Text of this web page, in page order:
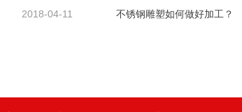
2018-04-11 不锈钢雕塑如何做好加工？